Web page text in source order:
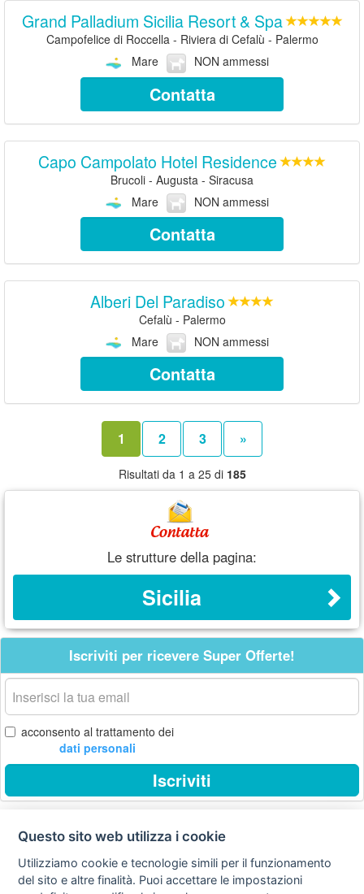
Grand Palladium Sicilia Resort & Spa
Campofelice di Roccella - Riviera di Cefalù - Palermo
Mare
NON ammessi
Contatta
Capo Campolato Hotel Residence
Brucoli - Augusta - Siracusa
Mare
NON ammessi
Contatta
Alberi Del Paradiso
Cefalù - Palermo
Mare
NON ammessi
Contatta
1 2 3 »
Risultati da 1 a 25 di 185
Le strutture della pagina:
Sicilia
Iscriviti per ricevere Super Offerte!
La
tua
email
acconsento al trattamento dei
dati personali
Iscriviti
Privacy
policy
Avviso
legale
Questo sito web utilizza i cookie
Utilizziamo cookie e tecnologie simili per il funzionamento
del sito e altre finalità. Puoi accettare le impostazioni